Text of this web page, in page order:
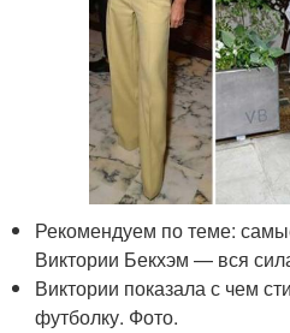
Рекомендуем по теме:
Виктории Бекхэм — вся
Виктории показала с чем
футболку. Фото.